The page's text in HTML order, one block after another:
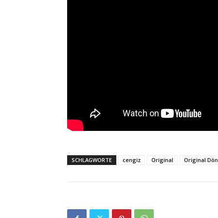
SCHLAGWORTE cengiz Original Original